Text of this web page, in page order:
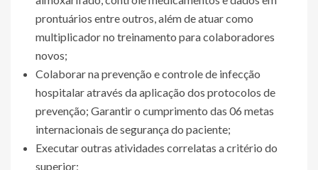
prontuários entre outros, além de atuar como
multiplicador no treinamento para colaboradores
novos;
Colaborar na prevenção e controle de infecção
hospitalar através da aplicação dos protocolos de
prevenção; Garantir o cumprimento das 06 metas
internacionais de segurança do paciente;
Executar outras atividades correlatas a critério do
superior;